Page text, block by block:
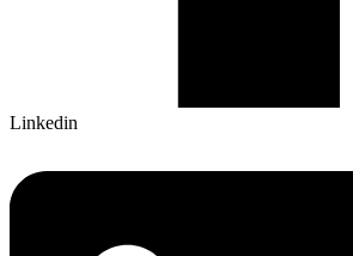
Linkedin